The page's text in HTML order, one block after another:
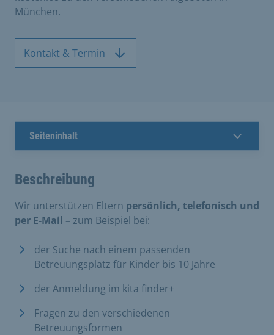
München.
Kontakt & Termin
Seiteninhalt
Beschreibung
Wir unterstützen Eltern persönlich, telefonisch und
per E-Mail – zum Beispiel bei:​
der Suche nach einem passenden
Betreuungsplatz für Kinder bis 10 Jahre
der Anmeldung im kita finder+
Fragen zu den verschiedenen
Betreuungsformen